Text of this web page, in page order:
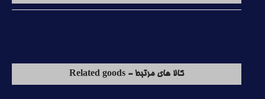
کالا های مرتبط - Related goods